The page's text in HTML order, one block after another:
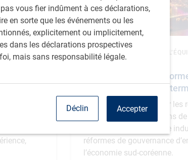
vous fier indûment à ces déclarations,
en sorte que les événements ou les
explicitement ou implicitement,
dans les déclarations prospectives
mais sans responsabilité légale.
Accepter
Déclin
: CARNETS
Corée du Sud : les
des occasions à long
UN TOUR DU MONDE AVEC
MARCHÉS ÉMERGENTS
nous nous penchons sur les
positives des exportations
mémoire, du dynamisme
réformes de gouvernance
l’économie sud-coréenne.